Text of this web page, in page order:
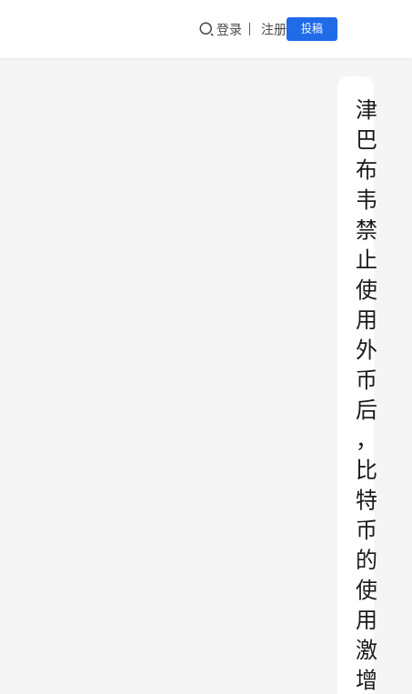
登录 注册 投稿
津
巴
布
韦
禁
止
使
用
外
币
后
，
比
特
币
的
使
用
激
增